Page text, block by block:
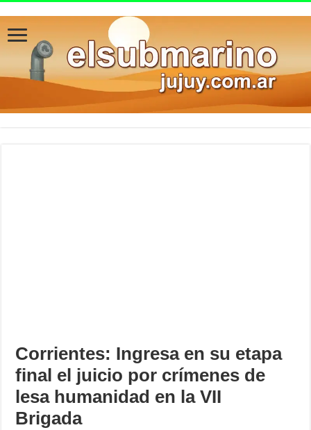
Corrientes: Ingresa en su etapa
final el juicio por crímenes de
lesa humanidad en la VII
Brigada